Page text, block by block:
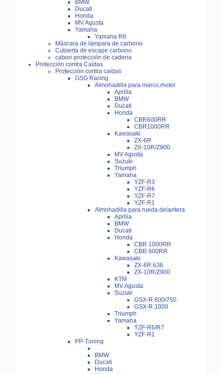
BMW
Ducati
Honda
MV Agusta
Yamaha
Yamaha R6
Máscara de lámpara de carbono
Cubierta de escape carbono
cabon protección de cadena
Protección contra Caídas
Protección contra caídas
GSG Racing
Almohadilla para marco,motor
Aprilia
BMW
Ducati
Honda
CBR600RR
CBR1000RR
Kawasaki
ZX-6R
ZX-10R/Z900
MV Agusta
Suzuki
Triumph
Yamaha
YZF-R3
YZF-R6
YZF-R7
YZF-R1
Almohadilla para rueda delantera
Aprilia
BMW
Ducati
Honda
CBR 1000RR
CBR 600RR
Kawasaki
ZX-6R 636
ZX-10R/Z900
KTM
MV Agusta
Suzuki
GSX-R 600/750
GSX-R 1000
Triumph
Yamaha
YZF-R6/R7
YZF-R1
PP-Tuning
BMW
Ducati
Honda